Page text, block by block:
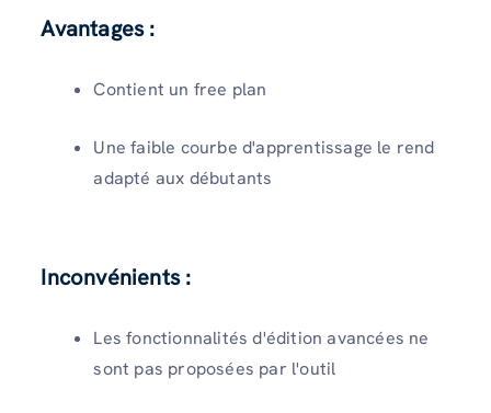
Avantages :
Contient un free plan
Une faible courbe d'apprentissage le rend
adapté aux débutants
Inconvénients :
Les fonctionnalités d'édition avancées ne
sont pas proposées par l'outil